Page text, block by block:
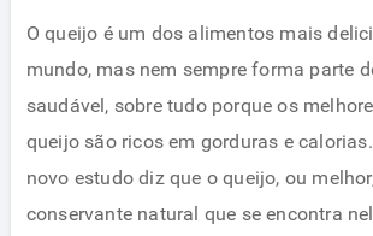
O queijo é um dos alimentos mais
mundo, mas nem sempre forma parte
saudável, sobre tudo porque os
queijo são ricos em gorduras e
novo estudo diz que o queijo, ou
conservante natural que se encontra